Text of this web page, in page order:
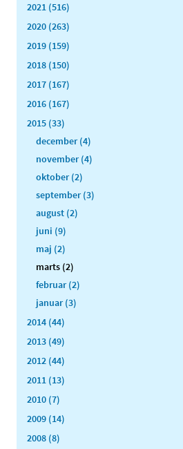
2021 (516)
2020 (263)
2019 (159)
2018 (150)
2017 (167)
2016 (167)
2015 (33)
december (4)
november (4)
oktober (2)
september (3)
august (2)
juni (9)
maj (2)
marts (2)
februar (2)
januar (3)
2014 (44)
2013 (49)
2012 (44)
2011 (13)
2010 (7)
2009 (14)
2008 (8)